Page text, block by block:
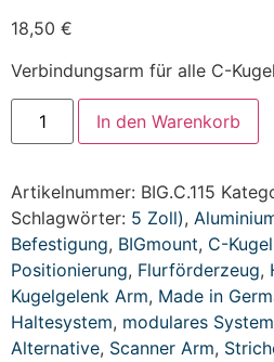
18,50 €
Verbindungsarm für alle C-
In den Warenkorb
Artikelnummer: BIG.C.115
Schlagwörter: 5 Zoll),
Befestigung, BIGmount, C-
Positionierung, Flurförderzeug,
Kugelgelenk Arm, Made in
Haltesystem, modulares System
Alternative, Scanner Arm,